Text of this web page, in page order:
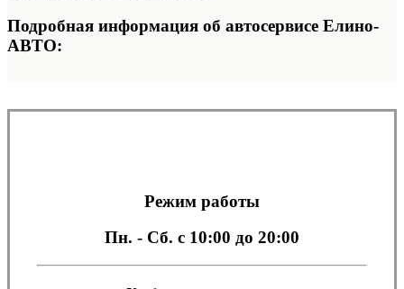
Подробная информация об автосервисе Елино-
АВТО:
Режим работы
Пн. - Сб. с 10:00 до 20:00